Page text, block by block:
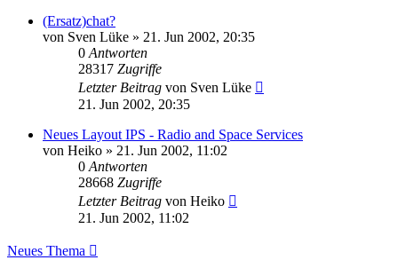
(Ersatz)chat?
von Sven Lüke » 21. Jun 2002, 20:35
0 Antworten
28317 Zugriffe
Letzter Beitrag von Sven Lüke
21. Jun 2002, 20:35
Neues Layout IPS - Radio and Space Services
von Heiko » 21. Jun 2002, 11:02
0 Antworten
28668 Zugriffe
Letzter Beitrag von Heiko
21. Jun 2002, 11:02
Neues Thema